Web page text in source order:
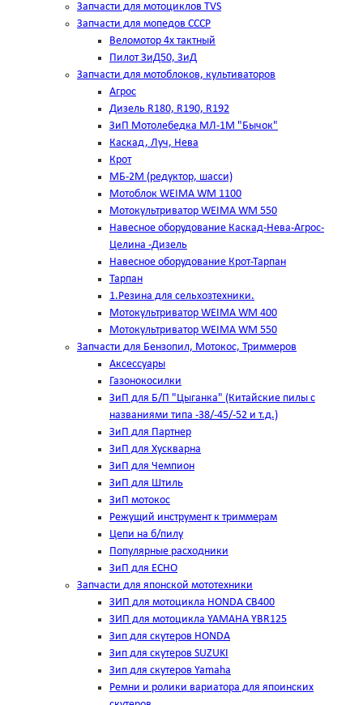
Запчасти для мотоциклов TVS
Запчасти для мопедов СССР
Веломотор 4х тактный
Пилот ЗиД50, ЗиД
Запчасти для мотоблоков, культиваторов
Агрос
Дизель R180, R190, R192
ЗиП Мотолебедка МЛ-1М "Бычок"
Каскад, Луч, Нева
Крот
МБ-2М (редуктор, шасси)
Мотоблок WEIMA WM 1100
Мотокультриватор WEIMA WM 550
Навесное оборудование Каскад-Нева-Агрос-
Целина -Дизель
Навесное оборудование Крот-Тарпан
Тарпан
1.Резина для сельхозтехники.
Мотокультриватор WEIMA WM 400
Мотокультриватор WEIMA WM 550
Запчасти для Бензопил, Мотокос, Триммеров
Аксессуары
Газонокосилки
ЗиП для Б/П "Цыганка" (Китайские пилы с
названиями типа -38/-45/-52 и т.д.)
ЗиП для Партнер
ЗиП для Хускварна
ЗиП для Чемпион
ЗиП для Штиль
ЗиП мотокос
Режущий инструмент к триммерам
Цепи на б/пилу
Популярные расходники
ЗиП для ЕСНО
Запчасти для японской мототехники
ЗИП для мотоцикла HONDA CB400
ЗИП для мотоцикла YAMAHA YBR125
Зип для скутеров HONDA
Зип для скутеров SUZUKI
Зип для скутеров Yamaha
Ремни и ролики вариатора для япоинских